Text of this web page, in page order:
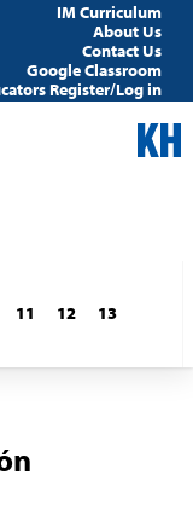
IM Curriculum
About Us
Contact Us
Google Classroom
Register/Log in
11 12
13